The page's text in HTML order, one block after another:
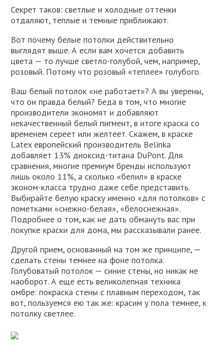
Секрет таков: светлые и холодные оттенки
отдаляют, теплые и темные приближают.
Вот почему белые потолки действительно
выглядят выше. А если вам хочется добавить
цвета — то лучше светло-голубой, чем, например,
розовый. Потому что розовый «теплее» голубого.
Ваш белый потолок «не работает»? А вы уверены,
что он правда белый? Беда в том, что многие
производители экономят и добавляют
некачественный белый пигмент, в итоге краска со
временем сереет или желтеет. Скажем, в краске
Latex европейский производитель Belinka
добавляет 13% диоксид-титана DuPont. Для
сравнения, многие премиум бренды используют
лишь около 11%, а сколько «белил» в краске
эконом-класса трудно даже себе представить.
Выбирайте белую краску именно «для потолков» с
пометками «снежно-белая», «белоснежная».
Подробнее о том, как не дать обмануть вас при
покупке краски для дома, мы рассказывали ранее.
Другой прием, основанный на том же принципе, —
сделать стены темнее на фоне потолка.
Голубоватый потолок — синие стены, но никак не
наоборот. А еще есть великолепная техника
омбре: покраска стены с плавным переходом, так
вот, пользуемся ею так же: красим у пола темнее, к
потолку светлее.